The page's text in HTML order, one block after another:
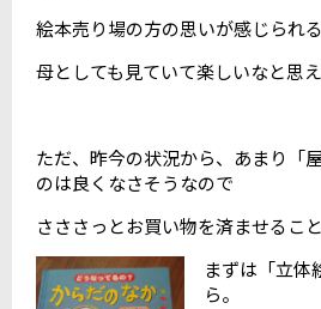
絵本売り場の方の思いが感じられ
母としても見ていて楽しいなと思
ただ、昨今の状況から、あまり「
のは良くなさそうなので
さささっとお買い物を済ませるこ
まずは「立体
ら。